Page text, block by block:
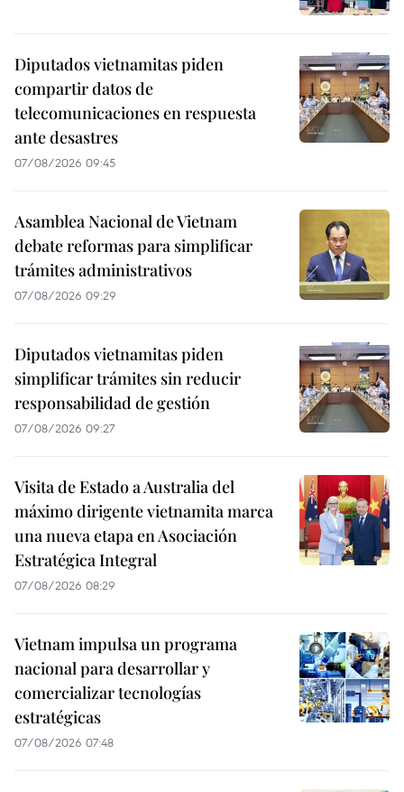
Diputados vietnamitas piden
compartir datos de
telecomunicaciones en respuesta
ante desastres
07/08/2026 09:45
Asamblea Nacional de Vietnam
debate reformas para simplificar
trámites administrativos
07/08/2026 09:29
Diputados vietnamitas piden
simplificar trámites sin reducir
responsabilidad de gestión
07/08/2026 09:27
Visita de Estado a Australia del
máximo dirigente vietnamita marca
una nueva etapa en Asociación
Estratégica Integral
07/08/2026 08:29
Vietnam impulsa un programa
nacional para desarrollar y
comercializar tecnologías
estratégicas
07/08/2026 07:48